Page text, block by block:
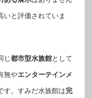
いと評価されていま
じ都市型水族館として
無やエンターテインメ
す。すみだ水族館は完